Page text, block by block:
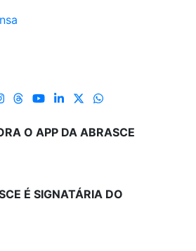
O APP DA ABRASCE
É SIGNATÁRIA DO